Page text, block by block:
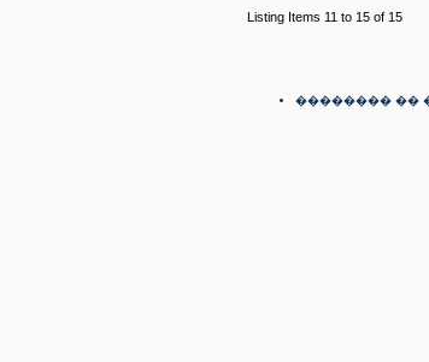
Listing Items 11 to 15 of 15
�������� ��